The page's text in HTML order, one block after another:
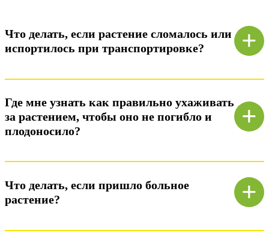
Что делать, если растение сломалось или
испортилось при транспортировке?
+
Где мне узнать как правильно ухаживать
за растением, чтобы оно не погибло и
плодоносило?
+
Что делать, если пришло больное
растение?
+